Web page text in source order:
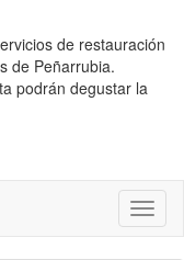
de restauración
de Peñarrubia.
podrán degustar la